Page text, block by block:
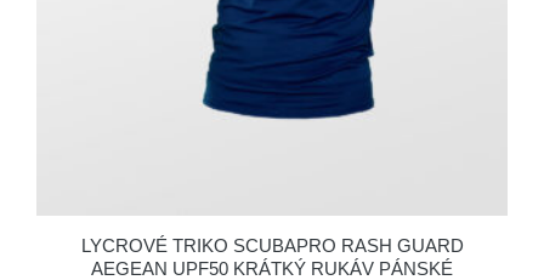
LYCROVÉ TRIKO SCUBAPRO RASH GUARD
AEGEAN UPF50 KRÁTKÝ RUKÁV PÁNSKÉ